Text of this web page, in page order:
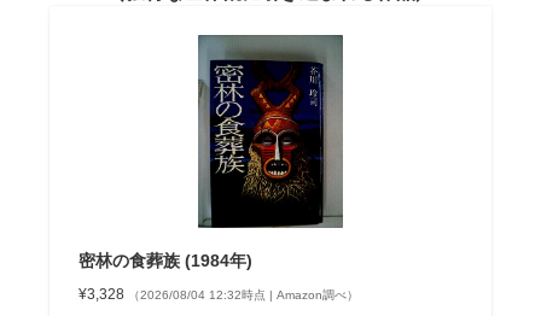
密林の食葬族 (1984年)
¥3,328 （2026/08/04 12:32時点 | Amazon調べ）